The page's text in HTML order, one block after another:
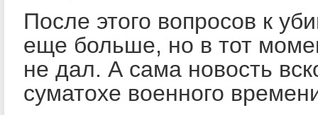
После этого вопросов к
еще больше, но в тот
не дал. А сама новость
суматохе военного